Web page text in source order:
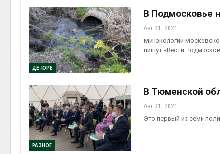
ДЕ-ЮРЕ
В Подмосковье
Авг 31, 2021
Минэкологии
пишут «Вести
РАЗНОЕ
В Тюменской
Авг 31, 2021
Это первый из семи